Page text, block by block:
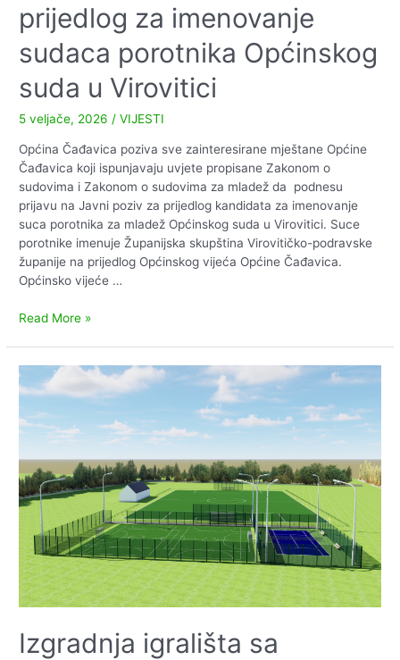
prijedlog za imenovanje
sudaca porotnika Općinskog
suda u Virovitici
5 veljače, 2026 /VIJESTI
Općina Čađavica poziva sve zainteresirane mještane Općine
Čađavica koji ispunjavaju uvjete propisane Zakonom o
sudovima i Zakonom o sudovima za mladež da podnesu
prijavu na Javni poziv za prijedlog kandidata za imenovanje
suca porotnika za mladež Općinskog suda u Virovitici. Suce
porotnike imenuje Županijska skupština Virovitičko-podravske
županije na prijedlog Općinskog vijeća Općine Čađavica.
Općinsko vijeće …
Javni
podnošenje
prijava
kandidata
za
za
imenovanje
sudaca
porotnika
Općinskog
suda
u
Virovitici
Read More »
Izgradnja igrališta sa